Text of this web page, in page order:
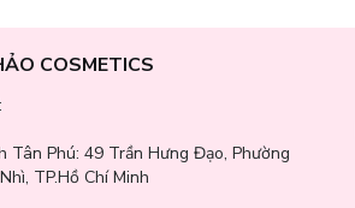
, tăng khả năng thẩm thấu gấp 2 lần,
hệ vi sinh da, hỗ trợ bảo vệ da khỏi tác
, ôm sát da, mỏng nhẹ, phù hợp cả với da
COSMETICS
Tân Phú: 49 Trần Hưng Đạo, Phường
TP.Hồ Chí Minh